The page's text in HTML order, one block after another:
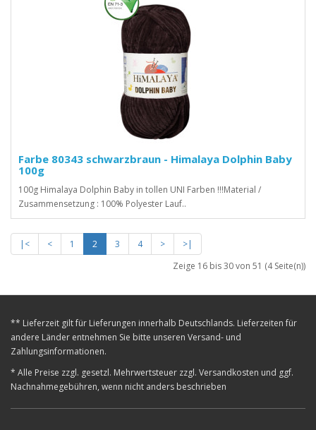
Farbe 80343 schwarzbraun - Himalaya Dolphin Baby
100g
100g Himalaya Dolphin Baby in tollen UNI Farben !!!Material /
Zusammensetzung : 100% Polyester Lauf..
|< < 1 2 3 4 >
>|
Zeige 16 bis 30 von 51 (4 Seite(n))
** Lieferzeit gilt für Lieferungen innerhalb Deutschlands. Lieferzeiten für
andere Länder entnehmen Sie bitte unseren Versand- und
Zahlungsinformationen.
* Alle Preise zzgl. gesetzl. Mehrwertsteuer zzgl. Versandkosten und ggf.
Nachnahmegebühren, wenn nicht anders beschrieben